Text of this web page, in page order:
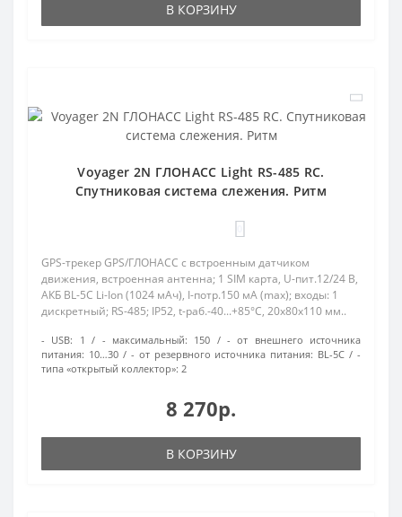
В КОРЗИНУ
Voyager 2N ГЛОНАСС Light RS-485 RC.
Спутниковая система слежения. Ритм
GPS-трекер GPS/ГЛОНАСС с встроенным датчиком
движения, встроенная антенна; 1 SIM карта, U-пит.12/24 В,
АКБ BL-5C Li-Ion (1024 мАч), I-потр.150 мА (max); входы: 1
дискретный; RS-485; IP52, t-раб.-40...+85°С, 20х80х110 мм..
- USB: 1 - максимальный: 150
- от внешнего источника
питания: 10…30 - от резервного источника питания: BL-5C
-
типа «открытый коллектор»: 2
8 270р.
В КОРЗИНУ